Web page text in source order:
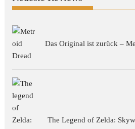
Das Original ist zurück –
The Legend of Zelda: